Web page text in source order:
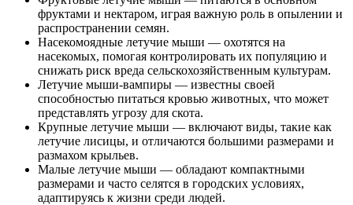
фруктами и нектаром, играя важную роль в опылении и
распространении семян.
Насекомоядные летучие мыши — охотятся на
насекомых, помогая контролировать их популяцию и
снижать риск вреда сельскохозяйственным культурам.
Летучие мыши-вампиры — известны своей
способностью питаться кровью животных, что может
представлять угрозу для скота.
Крупные летучие мыши — включают виды, такие как
летучие лисицы, и отличаются большими размерами и
размахом крыльев.
Малые летучие мыши — обладают компактными
размерами и часто селятся в городских условиях,
адаптируясь к жизни среди людей.